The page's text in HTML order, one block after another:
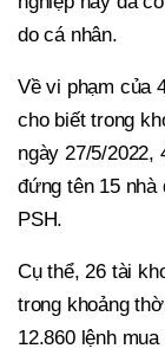
do cá nhân.
Về vi phạm của
cho biết trong
ngày 27/5/2022,
đứng tên 15 nhà
PSH.
Cụ thể, 26 tài
trong khoảng
12.860 lệnh